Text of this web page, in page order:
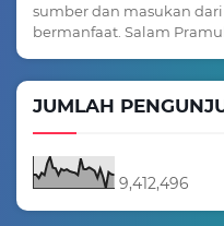
sumber dan masukan
bermanfaat. Salam
JUMLAH
9,412,496